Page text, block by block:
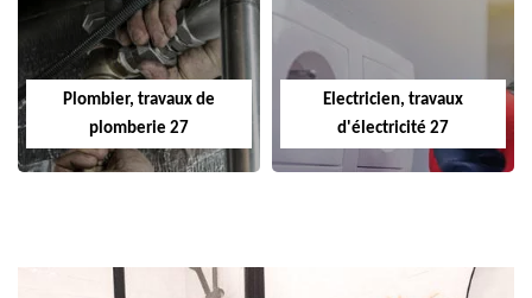
Plombier, travaux de
plomberie 27
Electricien, travaux
d'électricité 27